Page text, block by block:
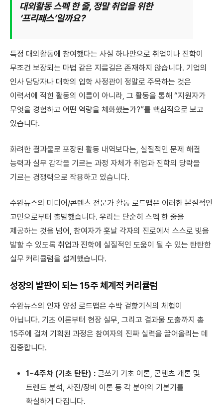
대외활동 스펙 한 줄, 정말 취업을 위한
‘프리패스’일까요?
특정 대외활동에 참여했다는 사실 하나만으로 취업이나 진학이
무조건 보장되는 마법 같은 지름길은 존재하지 않습니다. 기업의
인사 담당자나 대학의 입학 사정관이 정말로 주목하는 것은
이력서에 적힌 활동의 이름이 아니라, 그 활동을 통해 “지원자가
무엇을 경험하고 어떤 역량을 체화했는가?”를 핵심적으로 보고
있습니다.
화려한 결과물로 포장된 활동 내역보다는, 실질적인 문제 해결
능력과 실무 감각을 기르는 과정 자체가 취업과 진학의 당락을
기르는 경쟁력으로 작용하고 있습니다.
수완뉴스의 미디어/콘텐츠 전문가 활동 로드맵은 이러한 본질적인
고민으로부터 출발했습니다. 우리는 단순히 스펙 한 줄을
제공하는 것을 넘어, 참여자가 훗날 각자의 진로에서 스스로 빛을
발할 수 있도록 취업과 진학에 실질적인 도움이 될 수 있는 탄탄한
실무 커리큘럼을 설계했습니다.
성장의 발판이 되는 15주 체계적 커리큘럼
수완뉴스의 인재 양성 로드맵은 수박 겉핥기식의 체험이
아닙니다. 기초 이론부터 현장 실무, 그리고 결과물 도출까지 총
15주에 걸쳐 기획된 과정은 참여자의 진짜 실력을 끌어올리는 데
집중합니다.
1~4주차 (기초 탄탄) : 글쓰기 기초 이론, 콘텐츠 개론 및
트렌드 분석, 사진/장비 이론 등 각 분야의 기본기를
확실하게 다집니다.